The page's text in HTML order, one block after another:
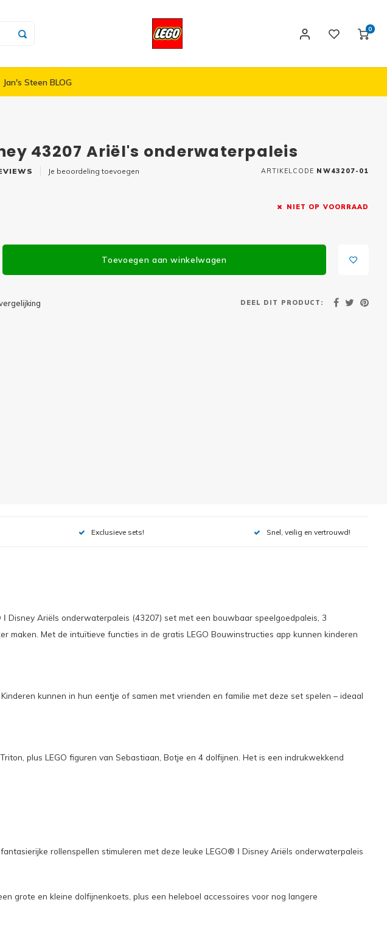
0
Jan's Steen BLOG
43207 Ariël's onderwaterpaleis
Je beoordeling toevoegen ARTIKELCODE NW43207-01
NIET OP VOORRAAD
Toevoegen aan winkelwagen
DEEL DIT PRODUCT:
Exclusieve sets! Snel, veilig en vertrouwd!
Disney Ariëls onderwaterpaleis (43207) set met een bouwbaar speelgoedpaleis, 3
Met de intuïtieve functies in de gratis LEGO Bouwinstructies app kunnen kinderen
kunnen in hun eentje of samen met vrienden en familie met deze set spelen – ideaal
plus LEGO figuren van Sebastiaan, Botje en 4 dolfijnen. Het is een indrukwekkend
rollenspellen stimuleren met deze leuke LEGO® ǀ Disney Ariëls onderwaterpaleis
grote en kleine dolfijnenkoets, plus een heleboel accessoires voor nog langere